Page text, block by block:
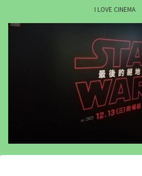
I LOVE CINEMA